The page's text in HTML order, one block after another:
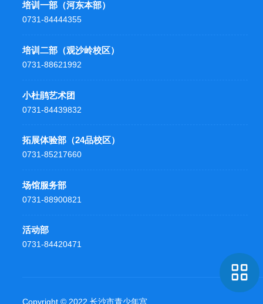
培训一部（河东本部）
0731-84444355
培训二部（观沙岭校区）
0731-88621992
小杜鹃艺术团
0731-84439832
拓展体验部（24品校区）
0731-85217660
场馆服务部
0731-88900821
活动部
0731-84420471
Copyright © 2022 长沙市青少年宫